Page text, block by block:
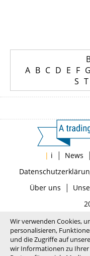
A B C D E F G
S T
| i | News |
Über uns |
Wir verwenden Cookies,
personalisieren,
und die Zugriffe auf
wir Informationen zu